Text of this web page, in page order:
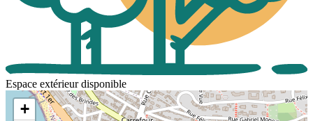
Espace extérieur disponible
+